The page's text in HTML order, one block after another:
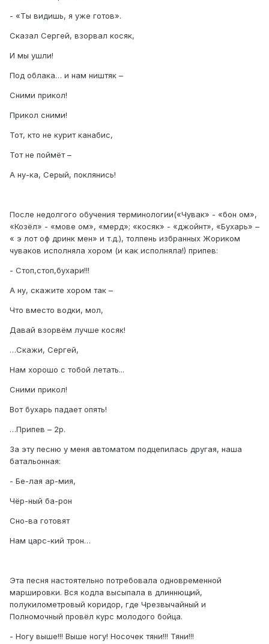
- «Ты видишь, я уже готов».
Сказал Сергей, взорвал косяк,
И мы ушли!
Под облака… и нам ништяк –
Сними прикол!
Прикол сними!
Тот, кто не курит канабис,
Тот не поймёт –
А ну-ка, Серый, поклянись!
После недолгого обучения терминологии(«Чувак» - «бон ом»,
«Козёл» - «мове ом», «мерд»; «косяк» - «джойнт», «Бухарь» –
« э лот оф дринк мен» и т.д.), толпень избранных Жориком
чуваков исполняла хором (и как исполняла!) припев:
- Стоп,стоп,бухари!!!
А ну, скажите хором так –
Что вместо водки, мол,
Давай взорвём лучше косяк!
…Скажи, Сергей,
Нам хорошо с тобой летать...
Сними прикол!
Вот бухарь падает опять!
…Припев – 2р.
За эту песню у меня автоматом подцепилась другая, наша
батальонная:
- Бе-лая ар-мия,
Чёр-ный ба-рон
Сно-ва готовят
Нам царс-кий трон…
Эта песня настоятельно потребовала одновременной
маршировки. Вся кодла высыпала в длиннющий,
полукилометровый коридор, где Чрезвычайный и
Полномочный провёл курс молодого бойца.
- Ногу выше!!! Выше ногу! Носочек тяни!!! Тяни!!!